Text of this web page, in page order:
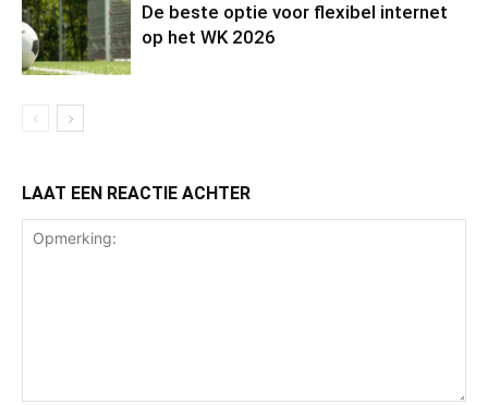
De beste optie voor flexibel internet
op het WK 2026
LAAT EEN REACTIE ACHTER